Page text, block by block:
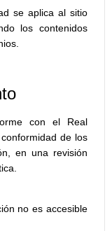
se aplica al sitio
los contenidos
con el Real
de los
en una revisión
no es accesible